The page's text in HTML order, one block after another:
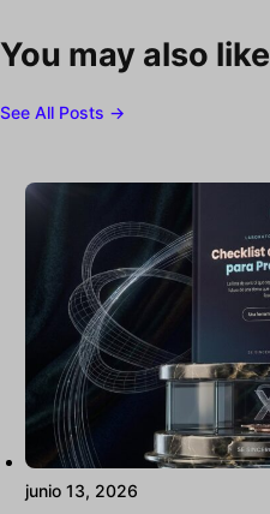
You may also like
See All Posts →
junio 13, 2026